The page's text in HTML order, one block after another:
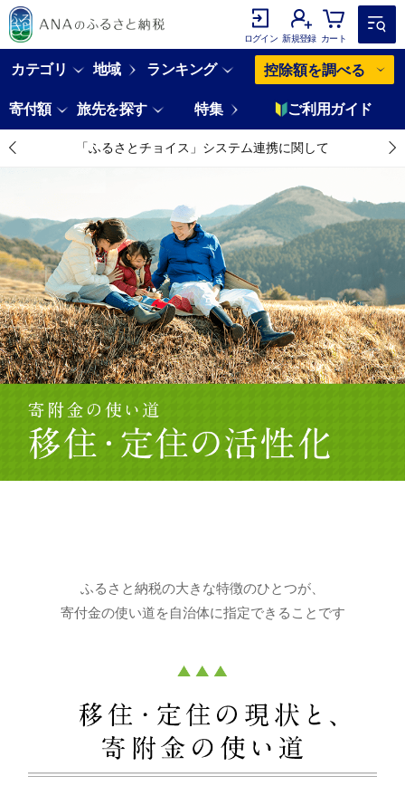
ログイン 新規登録 カート
カテゴリ 地域 ランキング 控除額を調べる
寄付額 旅先を探す 特集 ご利用ガイド
「ふるさとチョイス」システム連携に関して
ふるさと納税の大きな特徴のひとつが、
寄付金の使い道を自治体に指定できることです